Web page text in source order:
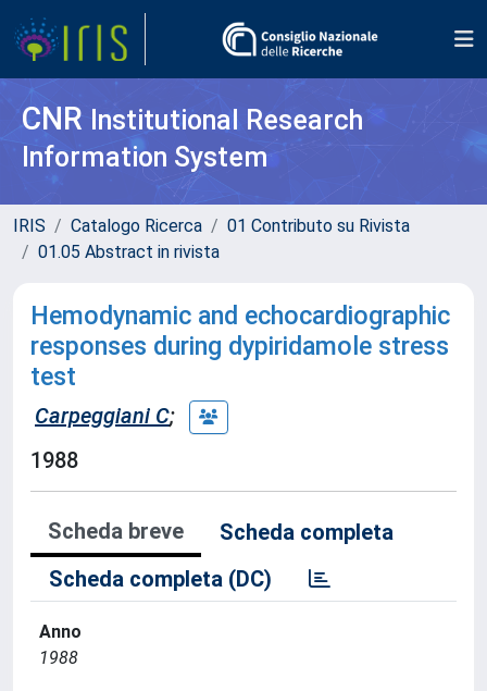
CNR Institutional Research
Information System
IRIS Catalogo Ricerca
01 Contributo su Rivista
01.05 Abstract in rivista
Hemodynamic and echocardiographic
responses during dypiridamole stress
test
Carpeggiani C;
1988
Scheda breve
Scheda completa
Scheda completa (DC)
Anno
1988